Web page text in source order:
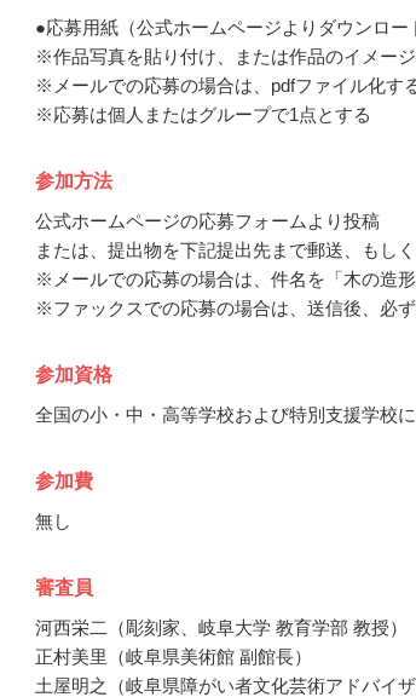
●応募用紙（公式ホームページよりダウンロー
※作品写真を貼り付け、または作品のイメー
※メールでの応募の場合は、pdfファイル化す
※応募は個人またはグループで1点とする
参加方法
公式ホームページの応募フォームより投稿
または、提出物を下記提出先まで郵送、もし
※メールでの応募の場合は、件名を「木の造
※ファックスでの応募の場合は、送信後、必
参加資格
全国の小・中・高等学校および特別支援学校
参加費
無し
審査員
河西栄二（彫刻家、岐阜大学 教育学部 教授）
正村美里（岐阜県美術館 副館長）
土屋明之（岐阜県障がい者文化芸術アドバイザ